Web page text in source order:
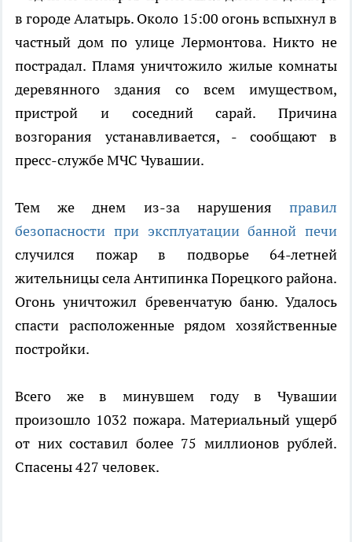
в городе Алатырь. Около 15:00 огонь вспыхнул в
частный дом по улице Лермонтова. Никто не
пострадал. Пламя уничтожило жилые комнаты
деревянного здания со всем имуществом,
пристрой и соседний сарай. Причина
возгорания устанавливается, - сообщают в
пресс-службе МЧС Чувашии.
Тем же днем из-за нарушения правил
безопасности при эксплуатации банной печи
случился пожар в подворье 64-летней
жительницы села Антипинка Порецкого района.
Огонь уничтожил бревенчатую баню. Удалось
спасти расположенные рядом хозяйственные
постройки.
Всего же в минувшем году в Чувашии
произошло 1032 пожара. Материальный ущерб
от них составил более 75 миллионов рублей.
Спасены 427 человек.